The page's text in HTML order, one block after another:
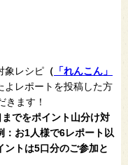
象レシピ （ 「れんこん」
よレポートを投稿した方
きます！
でをポイント山分け対
：お1人様で6レポート以
ントは5口分のご参加と